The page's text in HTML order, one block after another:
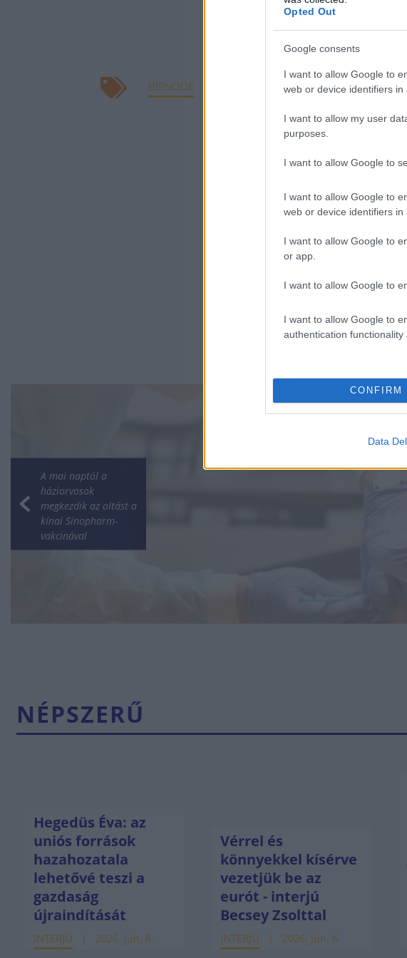
Opted Out
Google consents
I want to allow Google to
web or device identifiers in
I want to allow my user
purposes.
I want to allow Google to
I want to allow Google to
web or device identifiers in
I want to allow Google to
or app.
I want to allow Google to
I want to allow Google to
authentication
CONFIRM
Data
Csanádban és Nógrádban.
vállalkozások voltak, akik
megrendelőiknek - írja a
BISNODE FIZETÉSI FEGYELEM
A mai naptól a
háziorvosok
megkezdik az oltást a
kínai Sinopharm-
vakcinával
NÉPSZERŰ
Hegedüs Éva: az
uniós források
hazahozatala
lehetővé teszi a
gazdaság
újraindítását
INTERJÚ 2026. jún. 8.
Vérrel és
könnyekkel kísérve
vezetjük be az
eurót - interjú
Becsey Zsolttal
INTERJÚ 2026. jún. 6.